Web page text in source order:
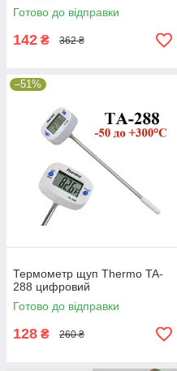
Готово до відправки
142 ₴ 362 ₴
–51%
Термометр щуп Thermo TA-
288 цифровий
Готово до відправки
128 ₴ 260 ₴